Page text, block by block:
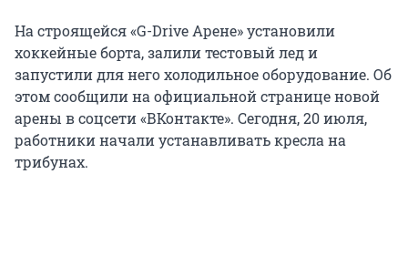
На строящейся «G-Drive Арене» установили
хоккейные борта, залили тестовый лед и
запустили для него холодильное оборудование. Об
этом сообщили на официальной странице новой
арены в соцсети «ВКонтакте». Сегодня, 20 июля,
работники начали устанавливать кресла на
трибунах.